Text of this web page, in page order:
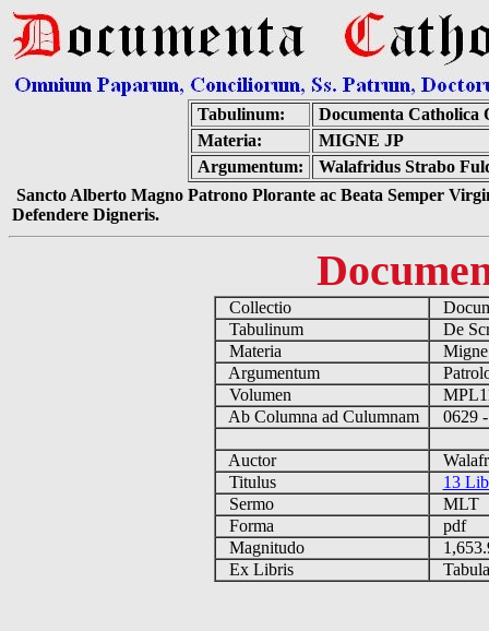
Tabulinum:
Documenta Catholica
Materia:
MIGNE JP
Argumentum:
Walafridus Strabo
Sancto Alberto Magno Patrono Plorante ac Beata Semper
Defendere Digneris.
Collectio
Tabulinum
De
Materia
Argumentum
Volumen
Ab Columna ad Culumnam
0629
Auctor
Titulus
13
Sermo
MLT
Forma
pdf
Magnitudo
Ex Libris